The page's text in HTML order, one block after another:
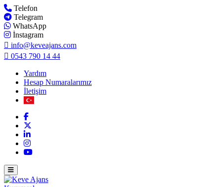
Telefon
Telegram
WhatsApp
İnstagram
info@keveajans.com
0543 790 14 44
Yardım
Hesap Numaralarımız
İletişim